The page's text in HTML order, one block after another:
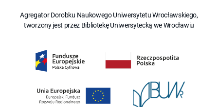
Agregator Dorobku Naukowego Uniwersytetu Wrocławskiego,
tworzony jest przez Bibliotekę Uniwersytecką we Wrocławiu